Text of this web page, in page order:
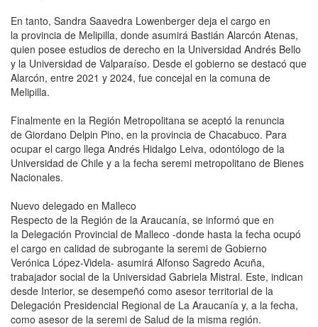
En tanto, Sandra Saavedra Lowenberger deja el cargo en
la provincia de Melipilla, donde asumirá Bastián Alarcón Atenas,
quien posee estudios de derecho en la Universidad Andrés Bello
y la Universidad de Valparaíso. Desde el gobierno se destacó que
Alarcón, entre 2021 y 2024, fue concejal en la comuna de
Melipilla.
Finalmente en la Región Metropolitana se aceptó la renuncia
de Giordano Delpin Pino, en la provincia de Chacabuco. Para
ocupar el cargo llega Andrés Hidalgo Leiva, odontólogo de la
Universidad de Chile y a la fecha seremi metropolitano de Bienes
Nacionales.
Nuevo delegado en Malleco
Respecto de la Región de la Araucanía, se informó que en
la Delegación Provincial de Malleco -donde hasta la fecha ocupó
el cargo en calidad de subrogante la seremi de Gobierno
Verónica López-Videla- asumirá Alfonso Sagredo Acuña,
trabajador social de la Universidad Gabriela Mistral. Este, indican
desde Interior, se desempeñó como asesor territorial de la
Delegación Presidencial Regional de La Araucanía y, a la fecha,
como asesor de la seremi de Salud de la misma región.